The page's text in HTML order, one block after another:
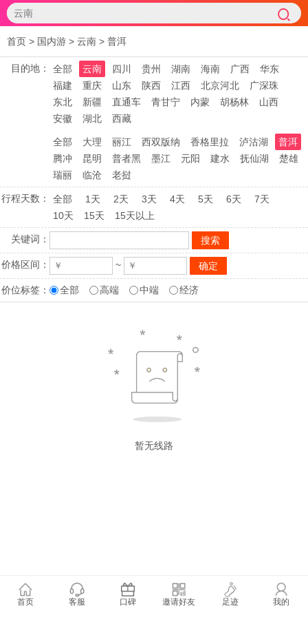
首页 > 国内游 > 云南 > 普洱
目的地： 全部 云南 四川 贵州 湖南 海南 广西
华东
福建
重庆 山东 陕西 江西 北京河北
广深珠
东北
新疆 直通车 青甘宁 内蒙 胡杨林
山西
安徽
湖北 西藏
全部 大理 丽江 西双版纳 香格里拉 泸沽湖
普洱
腾冲
昆明 普者黑 墨江 元阳 建水 抚仙湖
楚雄
瑞丽
临沧 老挝
行程天数： 全部 1天 2天 3天 4天 5天 6天
7天
10天
15天 15天以上
关键词：
价格区间： ~
价位标签： 全部 高端 中端 经济
暂无线路
首页 客服 口碑 邀请好友 足迹 我的